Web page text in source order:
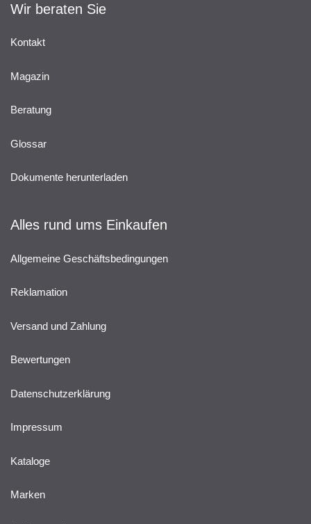
Wir beraten Sie
Kontakt
Magazin
Beratung
Glossar
Dokumente herunterladen
Alles rund ums Einkaufen
Allgemeine Geschäftsbedingungen
Reklamation
Versand und Zahlung
Bewertungen
Datenschutzerklärung
Impressum
Kataloge
Marken